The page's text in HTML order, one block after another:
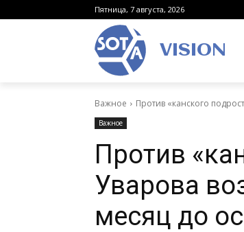
Пятница, 7 августа, 2026
VISION
Важное Против «канского
Важное
Против
Уварова
месяц до